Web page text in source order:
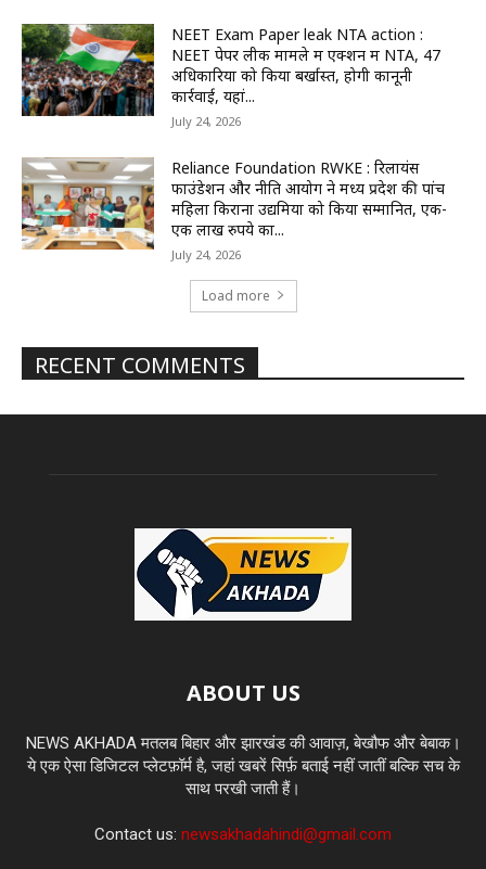
NEET Exam Paper leak NTA action :
NEET पेपर लीक मामले में एक्शन में NTA, 47
अधिकारियों को किया बर्खास्त, होगी कानूनी
कार्रवाई, यहां...
July 24, 2026
Reliance Foundation RWKE : रिलायंस
फाउंडेशन और नीति आयोग ने मध्य प्रदेश की पांच
महिला किराना उद्यमियों को किया सम्मानित, एक-
एक लाख रुपये का...
July 24, 2026
Load more
RECENT COMMENTS
ABOUT US
NEWS AKHADA मतलब बिहार और झारखंड की आवाज़, बेखौफ और बेबाक।
ये एक ऐसा डिजिटल प्लेटफ़ॉर्म है, जहां खबरें सिर्फ़ बताई नहीं जातीं बल्कि सच के
साथ परखी जाती हैं।
Contact us: newsakhadahindi@gmail.com